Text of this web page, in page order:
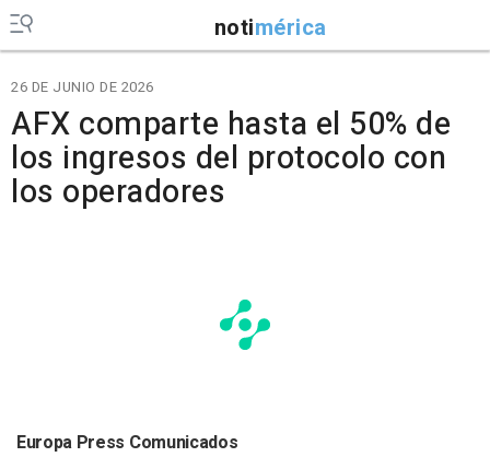
notimérica
26 DE JUNIO DE 2026
AFX comparte hasta el 50% de
los ingresos del protocolo con
los operadores
Europa Press Comunicados